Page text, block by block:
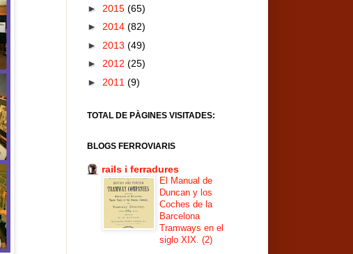
► 2015 (65)
► 2014 (82)
► 2013 (49)
► 2012 (25)
► 2011 (9)
TOTAL DE PÀGINES VISITADES:
BLOGS FERROVIARIS
rails i ferradures
El Manual de
Duncan y los
Coches de la
Barcelona
Tramways en el
siglo XIX. (2)